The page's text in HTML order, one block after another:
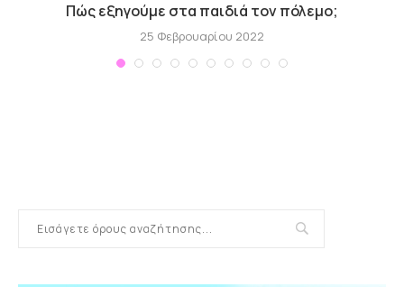
Πώς εξηγούμε στα παιδιά τον πόλεμο;
25 Φεβρουαρίου 2022